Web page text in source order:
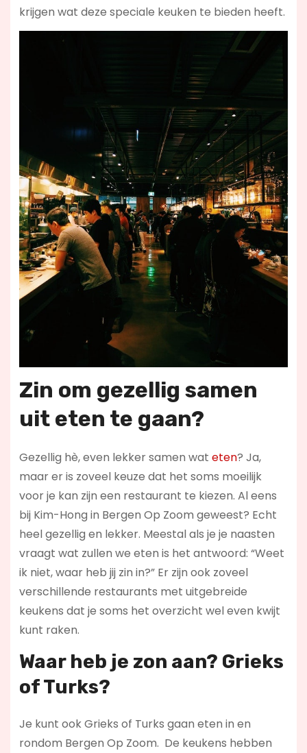
krijgen wat deze speciale keuken te bieden heeft.
Zin om gezellig samen
uit eten te gaan?
Gezellig hè, even lekker samen wat eten? Ja,
maar er is zoveel keuze dat het soms moeilijk
voor je kan zijn een restaurant te kiezen. Al eens
bij Kim-Hong in Bergen Op Zoom geweest? Echt
heel gezellig en lekker. Meestal als je je naasten
vraagt wat zullen we eten is het antwoord: “Weet
ik niet, waar heb jij zin in?” Er zijn ook zoveel
verschillende restaurants met uitgebreide
keukens dat je soms het overzicht wel even kwijt
kunt raken.
Waar heb je zon aan? Grieks
of Turks?
Je kunt ook Grieks of Turks gaan eten in en
rondom Bergen Op Zoom. De keukens hebben